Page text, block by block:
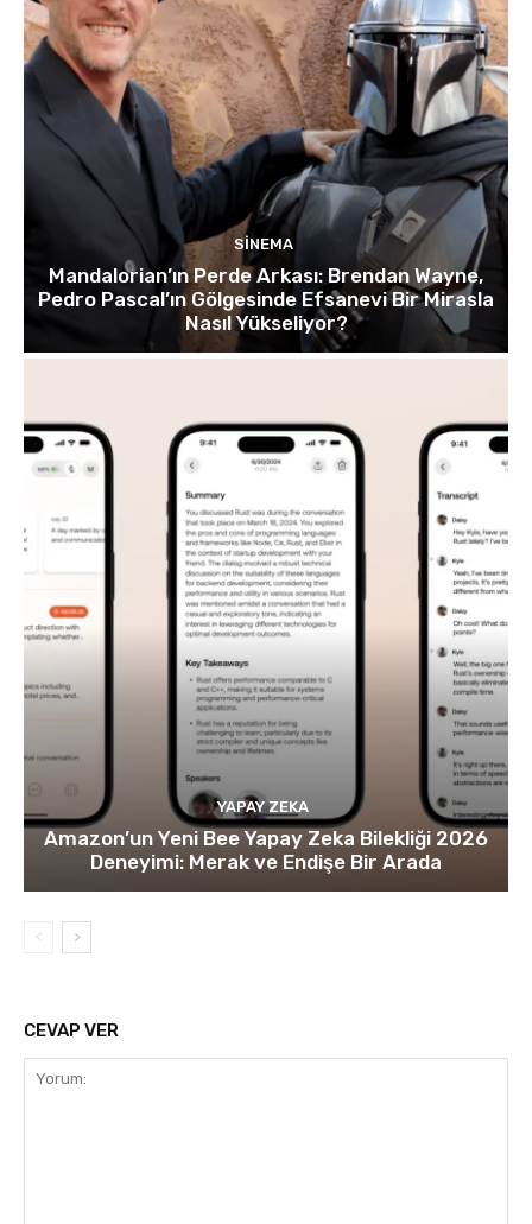
SINEMA
Mandalorian’ın Perde Arkası: Brendan Wayne,
Pedro Pascal’ın Gölgesinde Efsanevi Bir Mirasla
Nasıl Yükseliyor?
YAPAY ZEKA
Amazon’un Yeni Bee Yapay Zeka Bilekliği 2026
Deneyimi: Merak ve Endişe Bir Arada
CEVAP VER